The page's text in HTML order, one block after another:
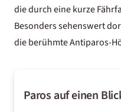
die durch eine kurze
Besonders sehenswert
die berühmte Antiparos-
Paros auf einen